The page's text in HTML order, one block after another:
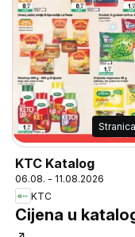
Stranica
KTC Katalog
06.08. - 11.08.2026
KTC
Cijena u